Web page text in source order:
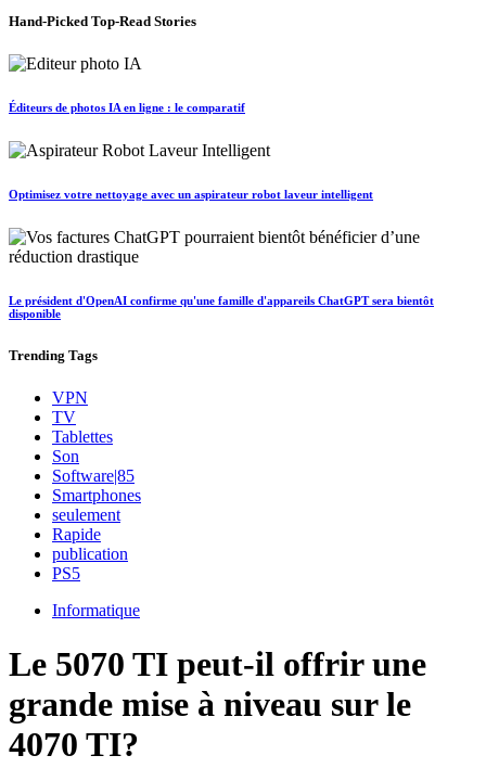
Hand-Picked Top-Read Stories
Éditeurs de photos IA en ligne : le comparatif
Optimisez votre nettoyage avec un aspirateur robot laveur intelligent
Le président d'OpenAI confirme qu'une famille d'appareils ChatGPT sera bientôt
disponible
Trending Tags
VPN
TV
Tablettes
Son
Software|85
Smartphones
seulement
Rapide
publication
PS5
Informatique
Le 5070 TI peut-il offrir une
grande mise à niveau sur le
4070 TI?